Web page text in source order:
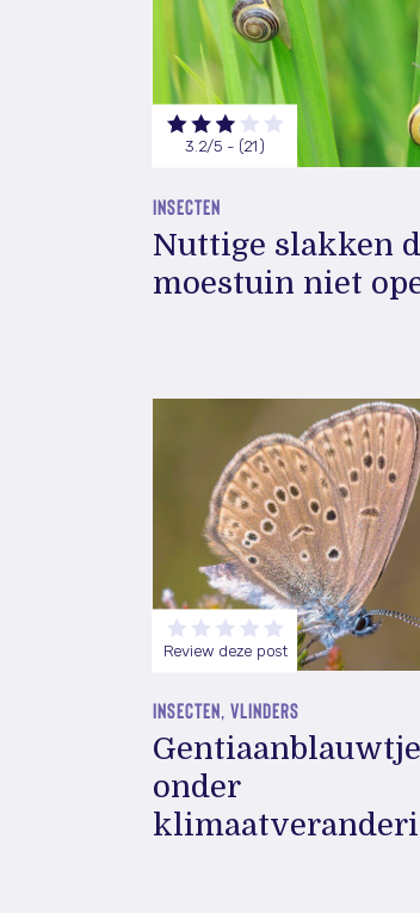
3.2/5 - (21)
INSECTEN
Nuttige slakken
moestuin niet
Review deze post
INSECTEN, VLINDERS
onder